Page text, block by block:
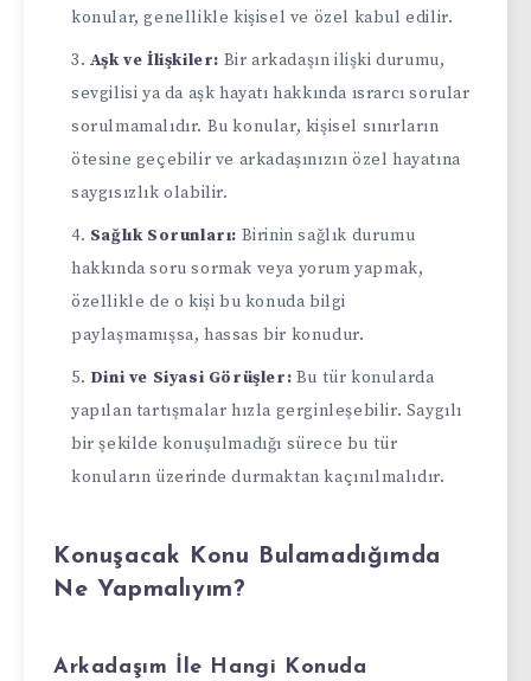
konular, genellikle kişisel ve özel kabul edilir.
Aşk ve İlişkiler: Bir arkadaşın ilişki durumu,
sevgilisi ya da aşk hayatı hakkında ısrarcı sorular
sorulmamalıdır. Bu konular, kişisel sınırların
ötesine geçebilir ve arkadaşınızın özel hayatına
saygısızlık olabilir.
Sağlık Sorunları: Birinin sağlık durumu
hakkında soru sormak veya yorum yapmak,
özellikle de o kişi bu konuda bilgi
paylaşmamışsa, hassas bir konudur.
Dini ve Siyasi Görüşler: Bu tür konularda
yapılan tartışmalar hızla gerginleşebilir. Saygılı
bir şekilde konuşulmadığı sürece bu tür
konuların üzerinde durmaktan kaçınılmalıdır.
Konuşacak Konu Bulamadığımda
Ne Yapmalıyım?
Arkadaşım İle Hangi Konuda